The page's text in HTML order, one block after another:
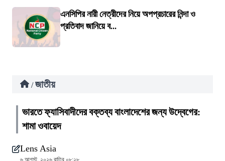
এনসিপির নারী নেত্রীদের নিয়ে অপপ্রচারের নিন্দা ও
প্রতিবাদ জানিয়ে ব...
/ জাতীয়
ভারতে ফ্যাসিবাদীদের বক্তব্য বাংলাদেশের জন্য উদ্বেগের:
শামা ওবায়েদ
Lens Asia
৬ আগস্ট, ২০২৬ রাত্রি ০৮:২৮